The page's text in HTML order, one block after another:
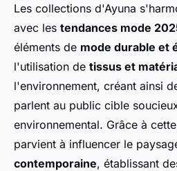
Les collections d'Ayuna
avec les tendances mode
éléments de mode durable et
l'utilisation de tissus et
l'environnement, créant ainsi
parlent au public cible
environnemental. Grâce à
parvient à influencer le
contemporaine, établissant